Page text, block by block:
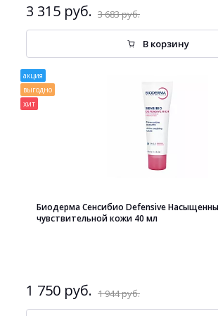
3 315 руб. 3 683 руб.
В корзину
акция
выгодно
хит
Биодерма Сенсибио Defensive
чувствительной кожи 40 мл
1 750 руб. 1 944 руб.